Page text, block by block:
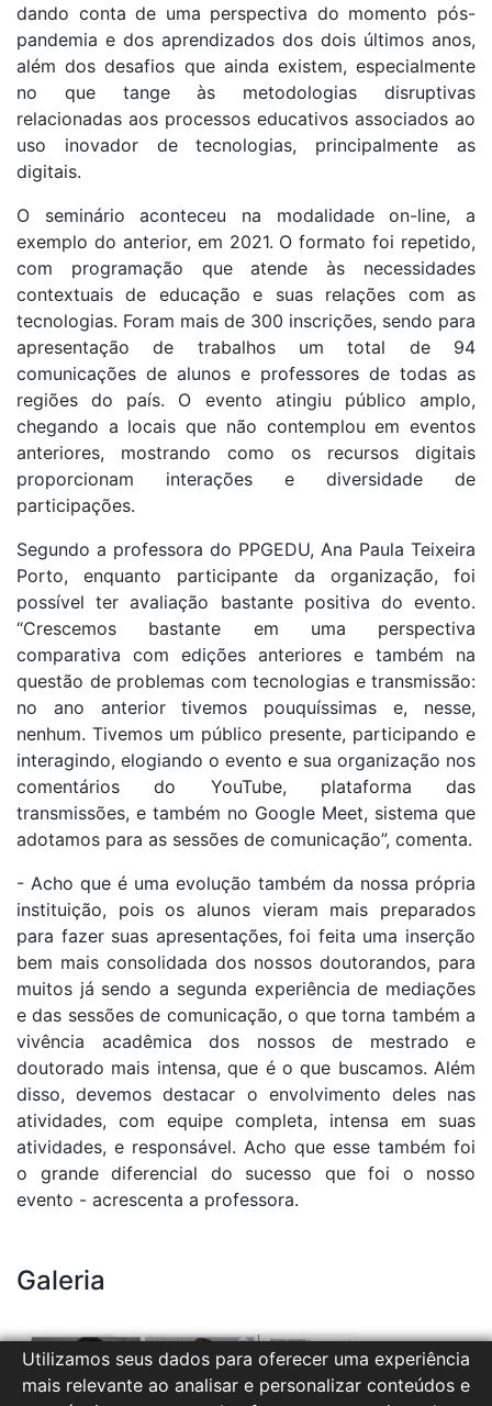
dando conta de uma perspectiva do momento pós-
pandemia e dos aprendizados dos dois últimos anos,
além dos desafios que ainda existem, especialmente
no que tange às metodologias disruptivas
relacionadas aos processos educativos associados ao
uso inovador de tecnologias, principalmente as
digitais.
O seminário aconteceu na modalidade on-line, a
exemplo do anterior, em 2021. O formato foi repetido,
com programação que atende às necessidades
contextuais de educação e suas relações com as
tecnologias. Foram mais de 300 inscrições, sendo para
apresentação de trabalhos um total de 94
comunicações de alunos e professores de todas as
regiões do país. O evento atingiu público amplo,
chegando a locais que não contemplou em eventos
anteriores, mostrando como os recursos digitais
proporcionam interações e diversidade de
participações.
Segundo a professora do PPGEDU, Ana Paula Teixeira
Porto, enquanto participante da organização, foi
possível ter avaliação bastante positiva do evento.
“Crescemos bastante em uma perspectiva
comparativa com edições anteriores e também na
questão de problemas com tecnologias e transmissão:
no ano anterior tivemos pouquíssimas e, nesse,
nenhum. Tivemos um público presente, participando e
interagindo, elogiando o evento e sua organização nos
comentários do YouTube, plataforma das
transmissões, e também no Google Meet, sistema que
adotamos para as sessões de comunicação”, comenta.
- Acho que é uma evolução também da nossa própria
instituição, pois os alunos vieram mais preparados
para fazer suas apresentações, foi feita uma inserção
bem mais consolidada dos nossos doutorandos, para
muitos já sendo a segunda experiência de mediações
e das sessões de comunicação, o que torna também a
vivência acadêmica dos nossos de mestrado e
doutorado mais intensa, que é o que buscamos. Além
disso, devemos destacar o envolvimento deles nas
atividades, com equipe completa, intensa em suas
atividades, e responsável. Acho que esse também foi
o grande diferencial do sucesso que foi o nosso
evento - acrescenta a professora.
Galeria
Utilizamos seus dados para oferecer uma experiência
mais relevante ao analisar e personalizar conteúdos e